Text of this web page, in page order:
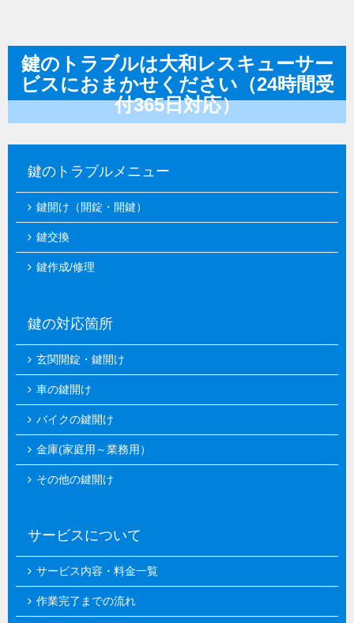
鍵のトラブルは大和レスキューサー
ビスにおまかせください（24時間受
付365日対応）
鍵のトラブルメニュー
鍵開け（開錠・開鍵）
鍵交換
鍵作成/修理
鍵の対応箇所
玄関開錠・鍵開け
車の鍵開け
バイクの鍵開け
金庫(家庭用～業務用）
その他の鍵開け
サービスについて
サービス内容・料金一覧
作業完了までの流れ